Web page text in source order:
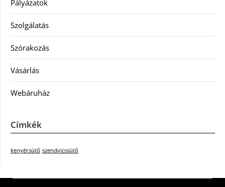
Pályázatok
Szolgálatás
Szórakozás
Vásárlás
Webáruház
Címkék
kenyérsütő szendvicssütő